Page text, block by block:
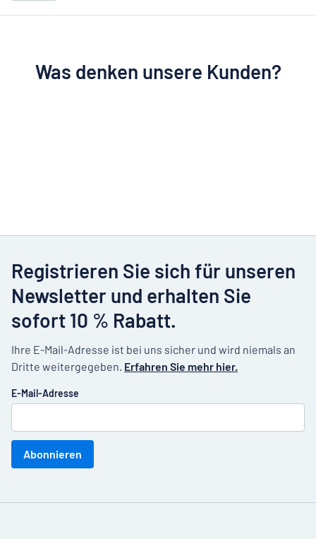
Was denken unsere Kunden?
Registrieren Sie sich für unseren
Newsletter und erhalten Sie
sofort 10 % Rabatt.
Ihre E-Mail-Adresse ist bei uns sicher und wird niemals an
Dritte weitergegeben. Erfahren Sie mehr hier.
E-Mail-Adresse
Abonnieren